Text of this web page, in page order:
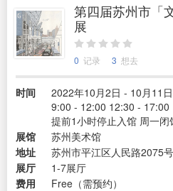
第四届苏州市「
展
0 记录 3 想去
时间
2022年10月2日 - 10月11日
9:00 - 12:00 12:30 - 17:00
提前1小时停止入馆 周一闭
展馆
苏州美术馆
地址
苏州市平江区人民路2075号
展厅
1-7展厅
费用
Free（需预约）